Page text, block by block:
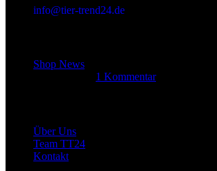
info@tier-trend24.de
Shop News
1 Kommentar
Über Uns
Team TT24
Kontakt